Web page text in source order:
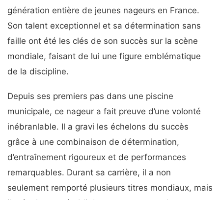
génération entière de jeunes nageurs en France.
Son talent exceptionnel et sa détermination sans
faille ont été les clés de son succès sur la scène
mondiale, faisant de lui une figure emblématique
de la discipline.
Depuis ses premiers pas dans une piscine
municipale, ce nageur a fait preuve d’une volonté
inébranlable. Il a gravi les échelons du succès
grâce à une combinaison de détermination,
d’entraînement rigoureux et de performances
remarquables. Durant sa carrière, il a non
seulement remporté plusieurs titres mondiaux, mais